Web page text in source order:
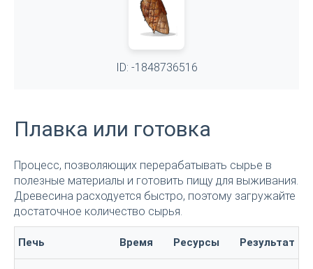
ID: -1848736516
Плавка или готовка
Процесс, позволяющих перерабатывать сырье в
полезные материалы и готовить пищу для выживания.
Древесина расходуется быстро, поэтому загружайте
достаточное количество сырья.
Печь Время Ресурсы Результат